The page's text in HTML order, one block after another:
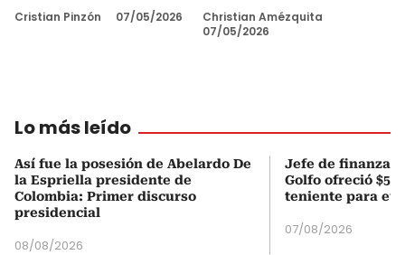
Cristian Pinzón 07/05/2026
Christian Amézquita
07/05/2026
Lo más leído
Así fue la posesión de Abelardo De
la Espriella presidente de
Colombia: Primer discurso
presidencial
08/08/2026
Jefe de finanzas
Golfo ofreció
teniente para
07/08/2026